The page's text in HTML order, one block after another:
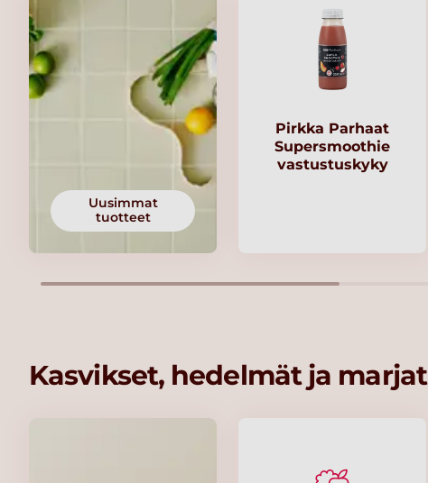
Uusimmat
tuotteet
Pirkka Parhaat
Supersmoothie
vastustuskyky
Kasvikset, hedelmät ja marjat